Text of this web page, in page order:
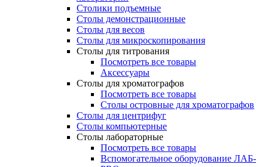
Столики подъемные
Столы демонстрационные
Столы для весов
Столы для микроскопирования
Столы для титрования
Посмотреть все товары
Аксессуары
Столы для хроматографов
Посмотреть все товары
Столы островные для хроматографов
Столы для центрифуг
Столы компьютерные
Столы лабораторные
Посмотреть все товары
Вспомогательное оборудование ЛАБ-